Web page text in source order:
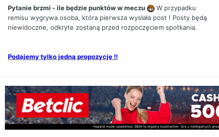
Pytanie brzmi - ile będzie punktów w meczu
W przypadku
remisu wygrywa osoba, która pierwsza wysłała post ! Posty będą
niewidoczne, odkryte zostaną przed rozpoczęciem spotkania.
Podajemy tylko jedną propozycję !!